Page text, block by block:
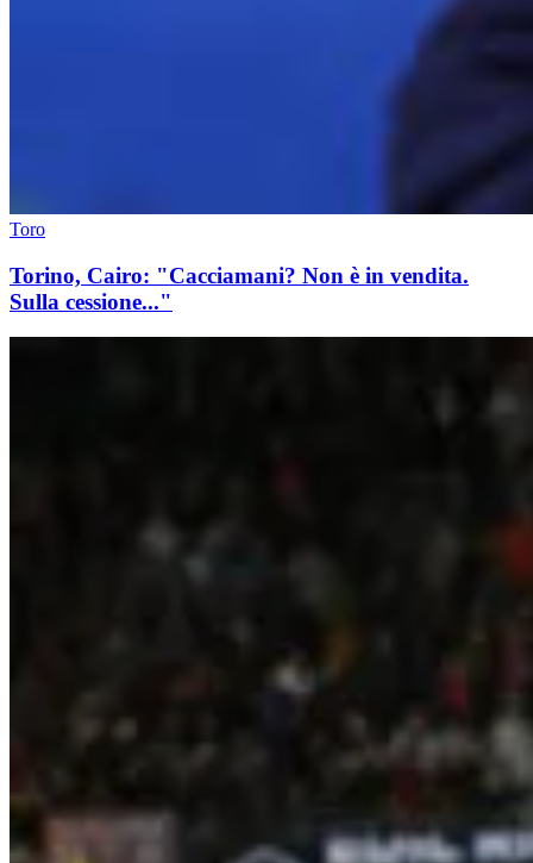
Toro
Torino, Cairo: "Cacciamani? Non è in vendita.
Sulla cessione..."